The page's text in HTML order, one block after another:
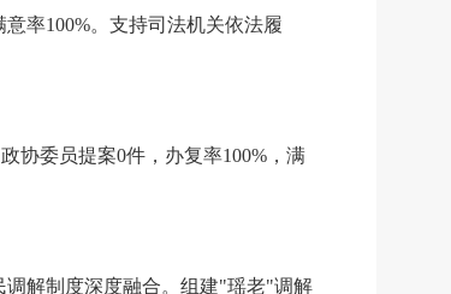
率100%。支持司法机关依法履
协委员提案0件，办复率100%，满
解制度深度融合。组建"瑶老"调解